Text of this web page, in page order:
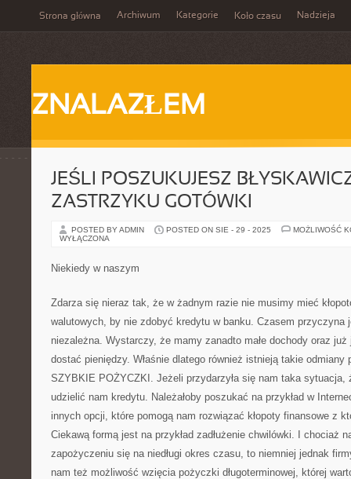
Strona główna Archiwum Kategorie Koło czasu Nadzieja
ZNALAZŁEM
JEŚLI POSZUKUJESZ
ZASTRZYKU GOTÓWKI
POSTED BY ADMIN POSTED ON SIE - 29 - 2025
MOŻLIWOŚĆ
WYŁĄCZONA
Niekiedy w naszym
Zdarza się nieraz tak, że w żadnym razie nie musimy mieć
walutowych, by nie zdobyć kredytu w banku. Czasem przyczyna
niezależna. Wystarczy, że mamy zanadto małe dochody oraz
dostać pieniędzy. Właśnie dlatego również istnieją takie
SZYBKIE POŻYCZKI. Jeżeli przydarzyła się nam taka sytuacja,
udzielić nam kredytu. Należałoby poszukać na przykład w
innych opcji, które pomogą nam rozwiązać kłopoty finansowe z
Ciekawą formą jest na przykład zadłużenie chwilówki. I chociaż
zapożyczeniu się na niedługi okres czasu, to niemniej jednak
nam też możliwość wzięcia pożyczki długoterminowej, której